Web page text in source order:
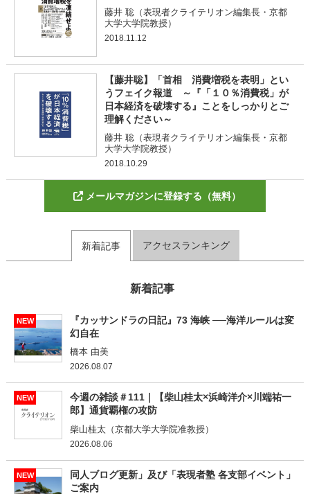
藤井 聡（表現者クライテリオン編集長・京都
大学大学院教授）
2018.11.12
【藤井聡】「首相 消費増税を表明」とい
うフェイク報道 ～『「１０％消費税」が
日本経済を破壊する』ことをしっかりとご
理解ください～
藤井 聡（表現者クライテリオン編集長・京都
大学大学院教授）
2018.10.29
メールマガジンに登録する（無料）
新着記事 アクセスランキング
新着記事
NEW
『カッサンドラの日記』73 海峡 ──海洋ルールは変
幻自在
橋本 由美
2026.08.07
NEW
今週の雑談＃111｜【柴山桂太×浜崎洋介×川端祐一
郎】通貨覇権の攻防
柴山桂太（京都大学大学院准教授）
2026.08.06
NEW
同人ブログ更新」及び「表現者塾 各支部イベント」
ご案内